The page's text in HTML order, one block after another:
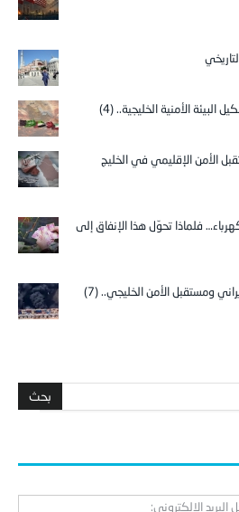
البيئة الأمنية الخليجية.. (4)
الأمن الإقليمي في الخليج
فلماذا تحوّل هذا الإنفاق إلى
ومستقبل الأمن الخليجي.. (7)
البريد الالكتروني: